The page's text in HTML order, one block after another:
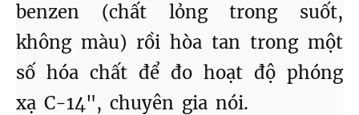
benzen (chất lỏng trong suốt,
không màu) rồi hòa tan trong một
số hóa chất để đo hoạt độ phóng
xạ C-14", chuyên gia nói.